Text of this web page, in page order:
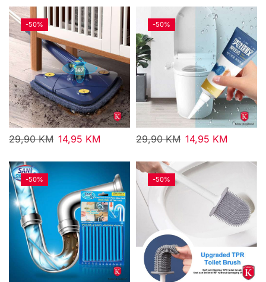
-50%
29,90KM 14,95 KM
-50%
29,90KM 14,95 KM
-50% -50%